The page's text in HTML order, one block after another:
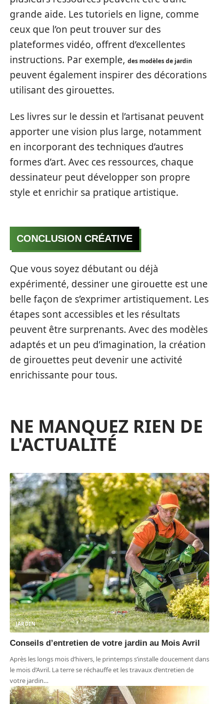
grande aide. Les tutoriels en ligne, comme
ceux que l’on peut trouver sur des
plateformes vidéo, offrent d’excellentes
instructions. Par exemple, des modèles de jardin
peuvent également inspirer des décorations
utilisant des girouettes.
Les livres sur le dessin et l’artisanat peuvent
apporter une vision plus large, notamment
en incorporant des techniques d’autres
formes d’art. Avec ces ressources, chaque
dessinateur peut développer son propre
style et enrichir sa pratique artistique.
CONCLUSION CRÉATIVE
Que vous soyez débutant ou déjà
expérimenté, dessiner une girouette est une
belle façon de s’exprimer artistiquement. Les
étapes sont accessibles et les résultats
peuvent être surprenants. Avec des modèles
adaptés et un peu d’imagination, la création
de girouettes peut devenir une activité
enrichissante pour tous.
NE MANQUEZ RIEN DE
L'ACTUALITÉ
JARDIN
Conseils d’entretien de votre jardin au Mois Avril
Après les longs mois d’hivers, le printemps s’installe doucement dans
le mois d’Avril. La terre se réchauffe et les travaux d’entretien de
votre jardin…